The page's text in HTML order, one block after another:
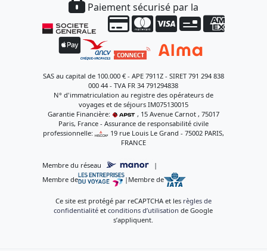
Paiement sécurisé par la
SAS au capital de 100.000 € - APE 7911Z - SIRET 791 294 838
000 44 - TVA FR 34 791294838
N° d'immatriculation au registre des opérateurs de
voyages et de séjours IM075130015
Garantie Financière:
, 15 Avenue Carnot , 75017
Paris, France - Assurance de responsabilité civile
professionnelle:
, 19 rue Louis Le Grand - 75002 PARIS,
FRANCE
Membre du réseau
|
Membre de
| Membre de
Ce site est protégé par reCAPTCHA et les règles de
confidentialité etconditions d’utilisation de Google
s’appliquent.